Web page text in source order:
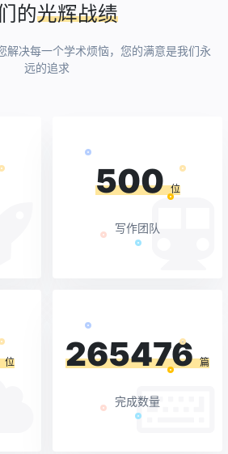
的光辉战绩
解决每一个学术烦恼，您的满意是我们永
远的追求
500 位
写作团队
位 265476 篇
完成数量